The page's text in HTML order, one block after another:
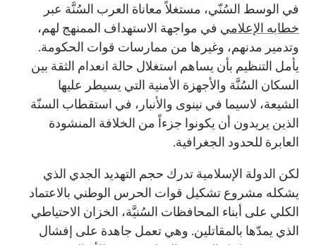
في الوسط السُنّي، مستغلاً معاناة العرب السُنَّة عبر
خطابه الإعلامي في مواجهة الاستهداف الممنهج لهم،
وتدمير مدنهم، وغيرها من ممارسات قوات الحكومة.
يأمل التنظيم بأن يساهم استغلال حالة انعدام الثقة بين
السكان السُنَّة والأجهزة الأمنية التي يسيطر عليها
الشيعة، لاسيما في نينوى والأنبار، في استقطاب السنّة
الذين يريدون أن يكونوا جزءاً من الخلافة المنشودة
العابرة للحدود الجغرافية.
لكن الدولة الإسلامية تدرك حجم التهديد الجدي الذي
يشكله مشروع تشكيل قوات الحرس الوطني بالاعتماد
الكلي على أبناء المحافظات السُنيَّة، الخزان الاحتياطي
الذي يمدّها بالمقاتلين. وهي تعمل جاهدة على إفشال